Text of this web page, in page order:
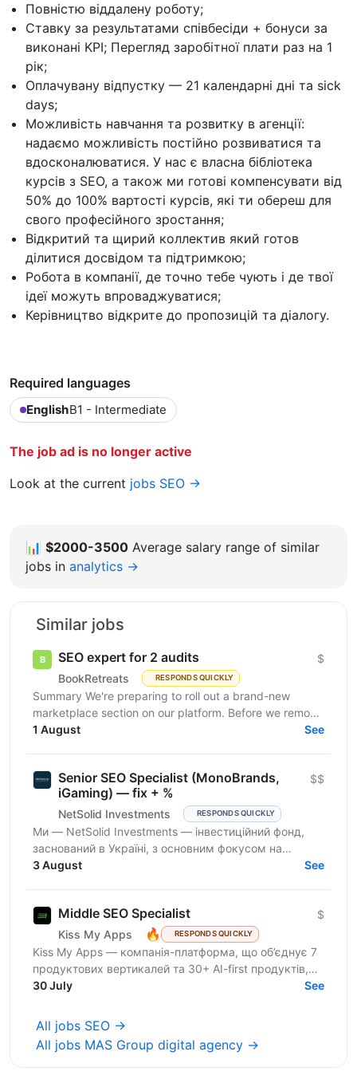
Повністю віддалену роботу;
Ставку за результатами співбесіди + бонуси за
виконані KPI; Перегляд заробітної плати раз на 1
рік;
Оплачувану відпустку — 21 календарні дні та sick
days;
Можливість навчання та розвитку в агенції:
надаємо можливість постійно розвиватися та
вдосконалюватися. У нас є власна бібліотека
курсів з SEO, а також ми готові компенсувати від
50% до 100% вартості курсів, які ти обереш для
свого професійного зростання;
Відкритий та щирий коллектив який готов
ділитися досвідом та підтримкою;
Робота в компанії, де точно тебе чують і де твої
ідеї можуть впроваджуватися;
Керівництво відкрите до пропозицій та діалогу.
Required languages
EnglishB1 - Intermediate
The job ad is no longer active
Look at the current jobs SEO →
📊 $2000-3500 Average salary range of similar
jobs in analytics →
Similar jobs
SEO expert for 2 audits
BookRetreats RESPONDS QUICKLY
$
Summary We're preparing to roll out a brand-new
marketplace section on our platform. Before we remove
the staging gates, open up indexing, and kick off a...
1 August See
Senior SEO Specialist (MonoBrands,
iGaming) — fix + %
NetSolid Investments RESPONDS QUICKLY
$$
Ми — NetSolid Investments — інвестиційний фонд,
заснований в Україні, з основним фокусом на
SMART-інвестиції. Наша екосистема — це простір,
3 August See
Middle SEO Specialist
Kiss My Apps 🔥 RESPONDS QUICKLY
$
Kiss My Apps — компанія-платформа, що об’єднує 7
продуктових вертикалей та 30+ AI-first продуктів,
100+ мільйонів користувачів, власну екосистему...
30 July See
All jobs SEO →
All jobs MAS Group digital agency →